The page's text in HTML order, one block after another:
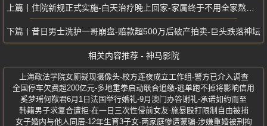
住院新规正式实施-白天治疗晚上回家-家属终于不用全家熬夜陪护
昔日男士洗护一哥崩盘-赔款超500万后破产拍卖-巨头跌落神坛
相关内容推荐 - 神马影院
上海政法学院女厕疑现摄像头-校方连夜成立工作组-警方已介入调查
全国停车欠费超200亿元-多地重拳启动联合追缴-逃单跑不掉将影响信用
奚梦瑶何猷君6月1日法国举行婚礼-9月澳门办答谢礼-承诺如约而至
韩籍男子求复合遭拒-在一日三次性侵前女友-施暴殴打限制自由被捕
女子婚内与他人同居-12年生育3子女-两家庭惨遭蒙骗-涉嫌重婚被刑拘